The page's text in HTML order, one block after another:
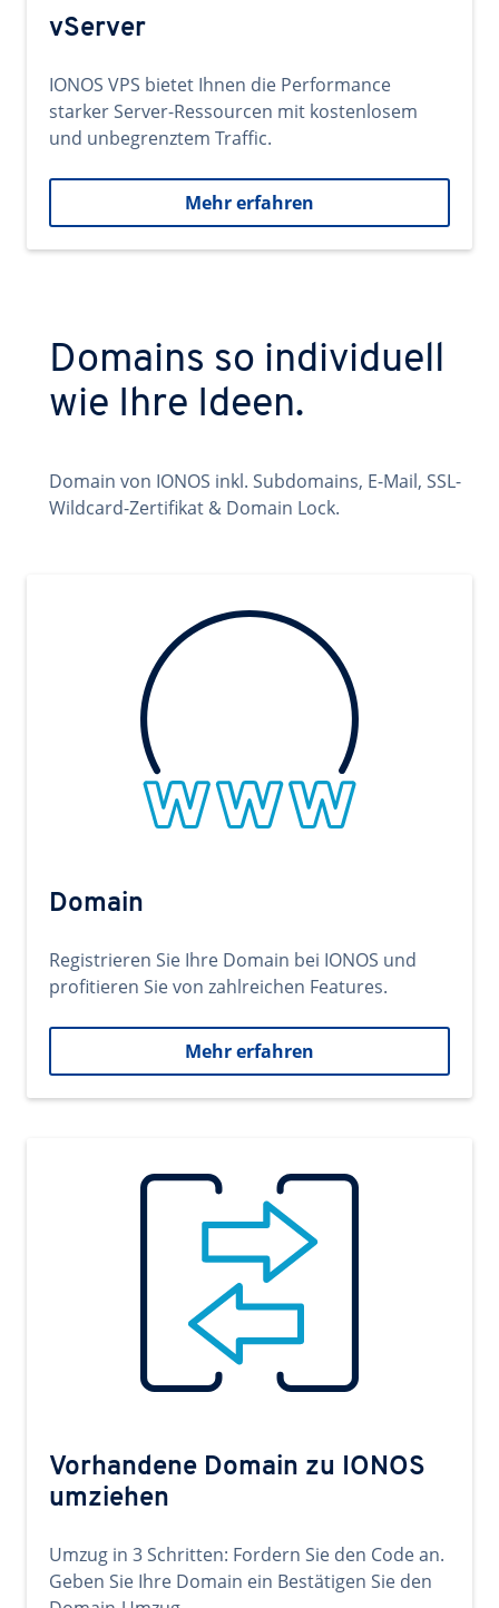
vServer
IONOS VPS bietet Ihnen die Performance
starker Server-Ressourcen mit kostenlosem
und unbegrenztem Traffic.
Mehr erfahren
Domains so individuell
wie Ihre Ideen.
Domain von IONOS inkl. Subdomains, E-Mail, SSL-
Wildcard-Zertifikat & Domain Lock.
Domain
Registrieren Sie Ihre Domain bei IONOS und
profitieren Sie von zahlreichen Features.
Mehr erfahren
Vorhandene Domain zu IONOS
umziehen
Umzug in 3 Schritten: Fordern Sie den Code an.
Geben Sie Ihre Domain ein Bestätigen Sie den